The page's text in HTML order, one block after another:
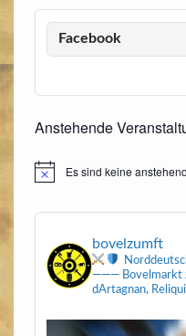
Facebook
Anstehende
HinweisEs sind keine
bovelzumft
——— Bovelmarkt
dArtagnan,